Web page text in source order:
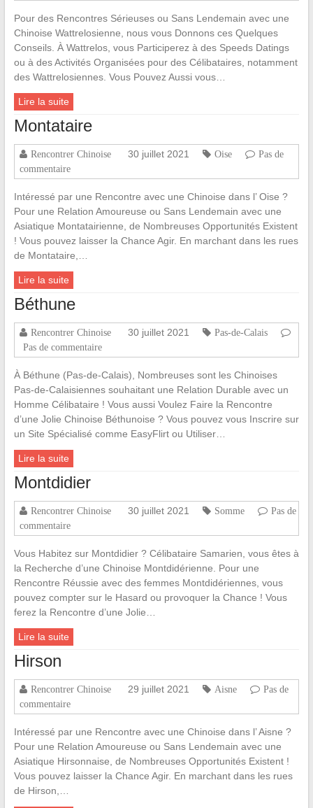
Pour des Rencontres Sérieuses ou Sans Lendemain avec une
Chinoise Wattrelosienne, nous vous Donnons ces Quelques
Conseils. À Wattrelos, vous Participerez à des Speeds Datings
ou à des Activités Organisées pour des Célibataires, notamment
des Wattrelosiennes. Vous Pouvez Aussi vous…
Lire la suite
Montataire
Rencontrer Chinoise 30 juillet 2021 Oise
Pas de
commentaire
Intéressé par une Rencontre avec une Chinoise dans l’ Oise ?
Pour une Relation Amoureuse ou Sans Lendemain avec une
Asiatique Montatairienne, de Nombreuses Opportunités Existent
! Vous pouvez laisser la Chance Agir. En marchant dans les rues
de Montataire,…
Lire la suite
Béthune
Rencontrer Chinoise 30 juillet 2021
Pas-de-Calais
Pas de commentaire
À Béthune (Pas-de-Calais), Nombreuses sont les Chinoises
Pas-de-Calaisiennes souhaitant une Relation Durable avec un
Homme Célibataire ! Vous aussi Voulez Faire la Rencontre
d’une Jolie Chinoise Béthunoise ? Vous pouvez vous Inscrire sur
un Site Spécialisé comme EasyFlirt ou Utiliser…
Lire la suite
Montdidier
Rencontrer Chinoise 30 juillet 2021 Somme
Pas de
commentaire
Vous Habitez sur Montdidier ? Célibataire Samarien, vous êtes à
la Recherche d’une Chinoise Montdidérienne. Pour une
Rencontre Réussie avec des femmes Montdidériennes, vous
pouvez compter sur le Hasard ou provoquer la Chance ! Vous
ferez la Rencontre d’une Jolie…
Lire la suite
Hirson
Rencontrer Chinoise 29 juillet 2021 Aisne
Pas de
commentaire
Intéressé par une Rencontre avec une Chinoise dans l’ Aisne ?
Pour une Relation Amoureuse ou Sans Lendemain avec une
Asiatique Hirsonnaise, de Nombreuses Opportunités Existent !
Vous pouvez laisser la Chance Agir. En marchant dans les rues
de Hirson,…